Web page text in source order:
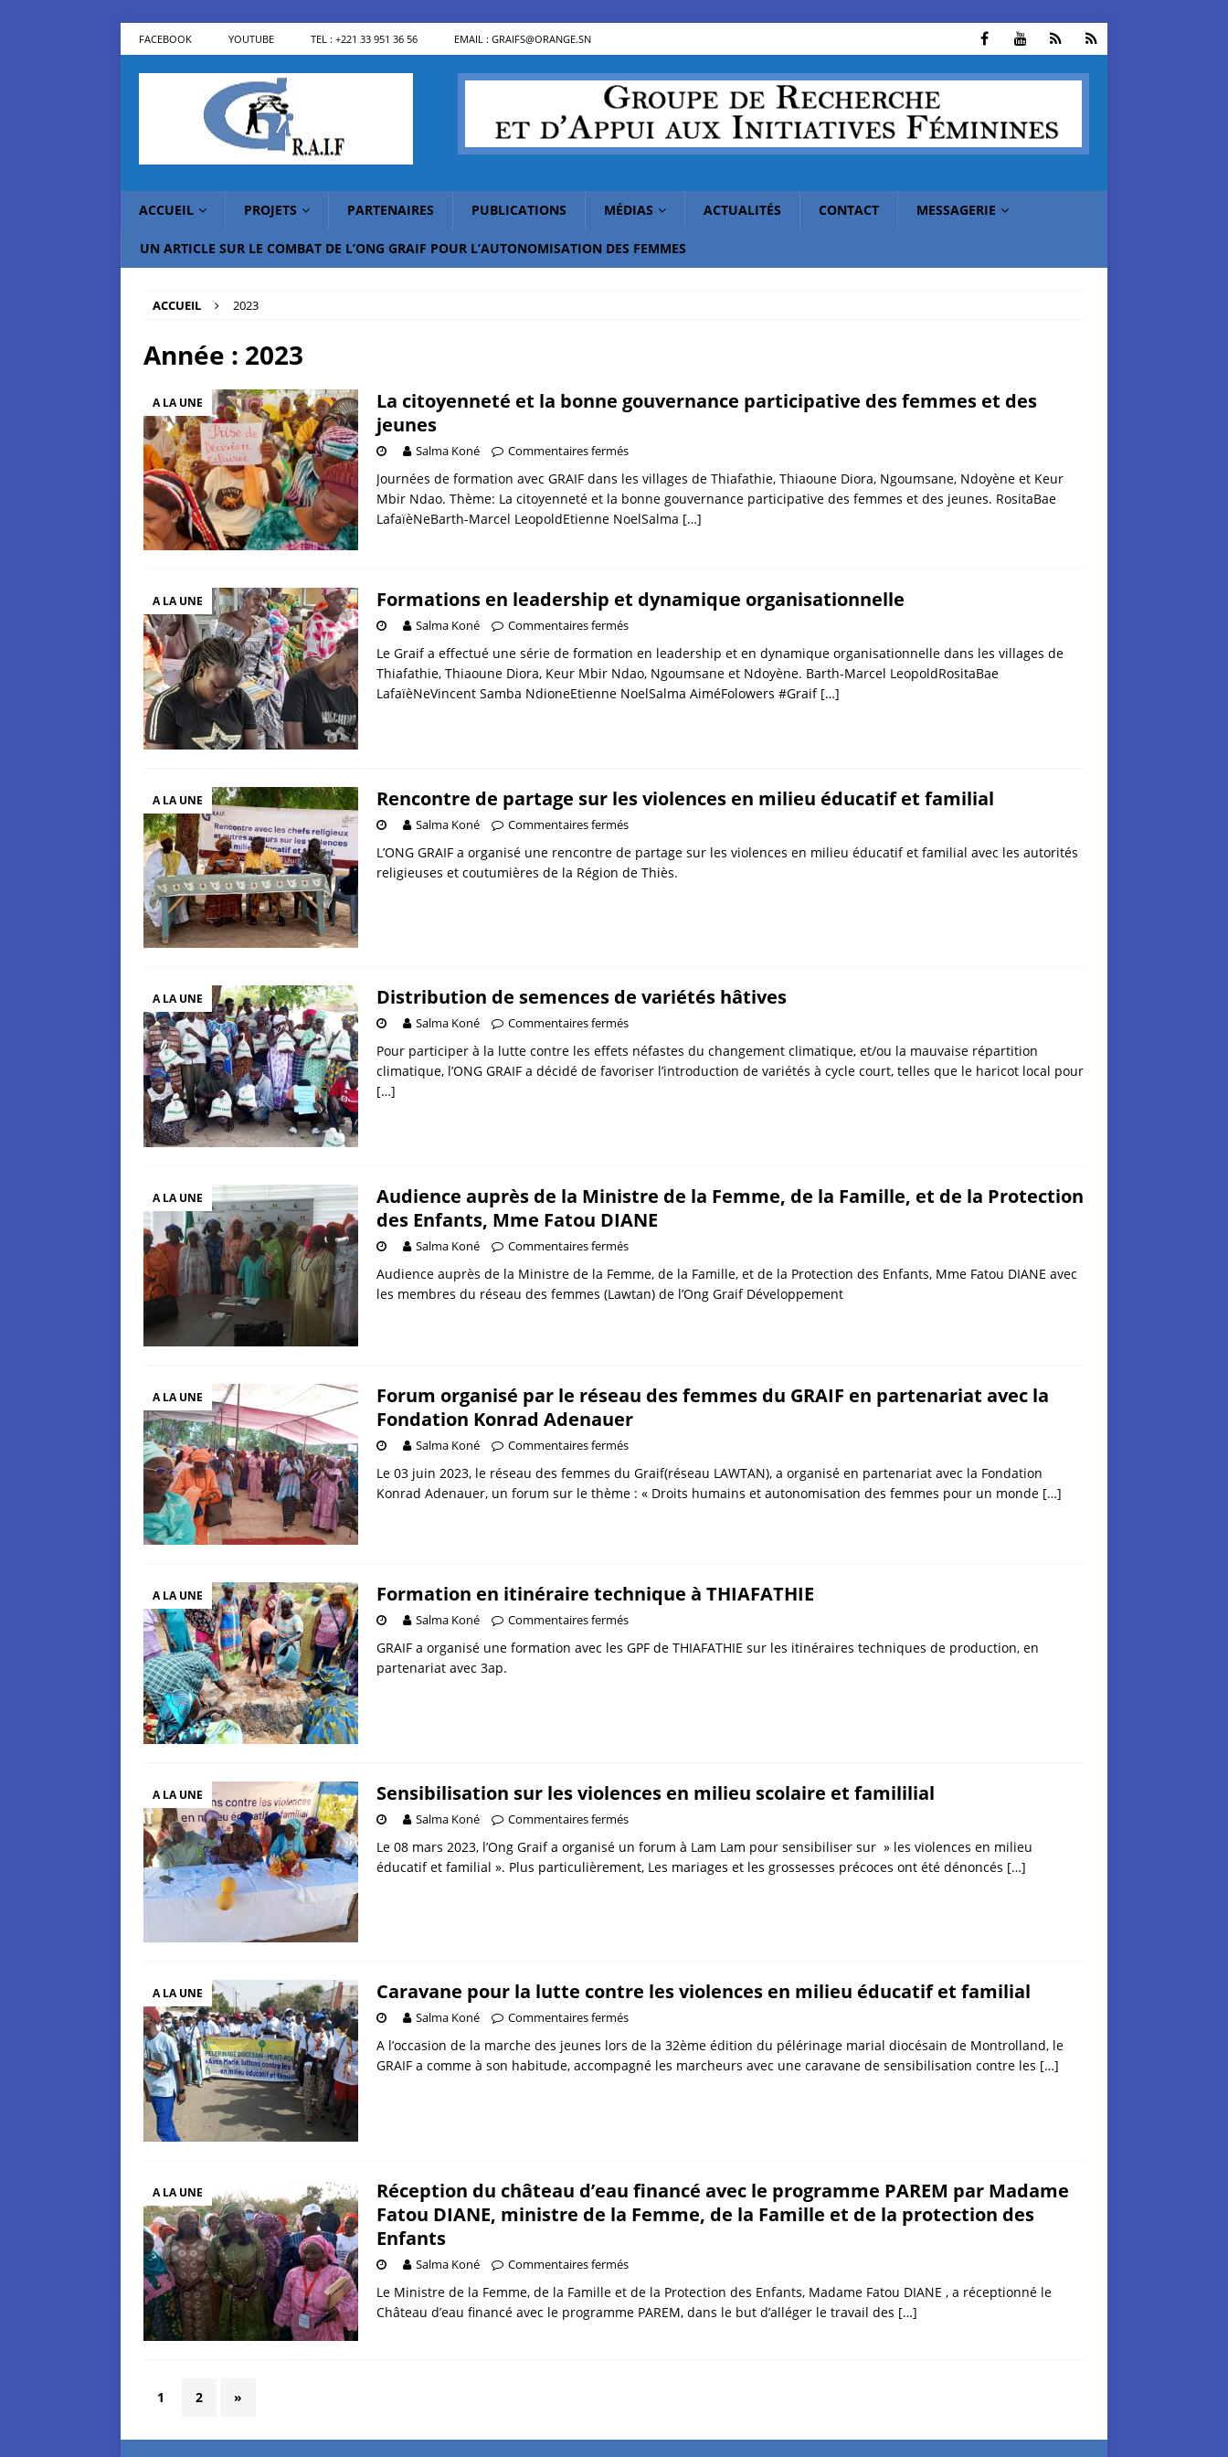
FACEBOOK YOUTUBE TEL : +221 33 951 36 56 EMAIL : GRAIFS@ORANGE.SN
ACCUEIL PROJETS PARTENAIRES PUBLICATIONS MÉDIAS ACTUALITÉS CONTACT MESSAGERIE
UN ARTICLE SUR LE COMBAT DE L’ONG GRAIF POUR L’AUTONOMISATION DES FEMMES
ACCUEIL 2023
Année : 2023
A LA UNE
La citoyenneté et la bonne gouvernance participative des femmes et des
jeunes
Salma Koné Commentaires fermés
Journées de formation avec GRAIF dans les villages de Thiafathie, Thiaoune Diora, Ngoumsane, Ndoyène et Keur
Mbir Ndao. Thème: La citoyenneté et la bonne gouvernance participative des femmes et des jeunes. RositaBae
LafaïèNeBarth-Marcel LeopoldEtienne NoelSalma […]
A LA UNE Formations en leadership et dynamique organisationnelle
Salma Koné Commentaires fermés
Le Graif a effectué une série de formation en leadership et en dynamique organisationnelle dans les villages de
Thiafathie, Thiaoune Diora, Keur Mbir Ndao, Ngoumsane et Ndoyène. Barth-Marcel LeopoldRositaBae
LafaïèNeVincent Samba NdioneEtienne NoelSalma AiméFolowers #Graif […]
A LA UNE Rencontre de partage sur les violences en milieu éducatif et familial
Salma Koné Commentaires fermés
L’ONG GRAIF a organisé une rencontre de partage sur les violences en milieu éducatif et familial avec les autorités
religieuses et coutumières de la Région de Thiès.
A LA UNE Distribution de semences de variétés hâtives
Salma Koné Commentaires fermés
Pour participer à la lutte contre les effets néfastes du changement climatique, et/ou la mauvaise répartition
climatique, l’ONG GRAIF a décidé de favoriser l’introduction de variétés à cycle court, telles que le haricot local pour
[…]
A LA UNE
Audience auprès de la Ministre de la Femme, de la Famille, et de la Protection
des Enfants, Mme Fatou DIANE
Salma Koné Commentaires fermés
Audience auprès de la Ministre de la Femme, de la Famille, et de la Protection des Enfants, Mme Fatou DIANE avec
les membres du réseau des femmes (Lawtan) de l’Ong Graif Développement
A LA UNE
Forum organisé par le réseau des femmes du GRAIF en partenariat avec la
Fondation Konrad Adenauer
Salma Koné Commentaires fermés
Le 03 juin 2023, le réseau des femmes du Graif(réseau LAWTAN), a organisé en partenariat avec la Fondation
Konrad Adenauer, un forum sur le thème : « Droits humains et autonomisation des femmes pour un monde […]
A LA UNE Formation en itinéraire technique à THIAFATHIE
Salma Koné Commentaires fermés
GRAIF a organisé une formation avec les GPF de THIAFATHIE sur les itinéraires techniques de production, en
partenariat avec 3ap.
A LA UNE Sensibilisation sur les violences en milieu scolaire et famililial
Salma Koné Commentaires fermés
Le 08 mars 2023, l’Ong Graif a organisé un forum à Lam Lam pour sensibiliser sur » les violences en milieu
éducatif et familial ». Plus particulièrement, Les mariages et les grossesses précoces ont été dénoncés […]
A LA UNE Caravane pour la lutte contre les violences en milieu éducatif et familial
Salma Koné Commentaires fermés
A l’occasion de la marche des jeunes lors de la 32ème édition du pélérinage marial diocésain de Montrolland, le
GRAIF a comme à son habitude, accompagné les marcheurs avec une caravane de sensibilisation contre les […]
A LA UNE
Réception du château d’eau financé avec le programme PAREM par Madame
Fatou DIANE, ministre de la Femme, de la Famille et de la protection des
Enfants
Salma Koné Commentaires fermés
Le Ministre de la Femme, de la Famille et de la Protection des Enfants, Madame Fatou DIANE , a réceptionné le
Château d’eau financé avec le programme PAREM, dans le but d’alléger le travail des […]
1 2 »